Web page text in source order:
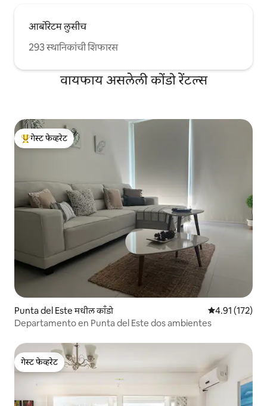
आर्बोरेटम लुसीच
293 स्थानिकांची शिफारस
वायफाय असलेली कोंडो रेंटल्स
टॉप गेस्ट फेव्हरेट
गेस्ट फेव्हरेट
Punta del Este मधील काँडो 5 पैकी 4.91
4.91 (172)
Departamento en Punta del Este dos ambientes
गेस्ट फेव्हरेट
गेस्ट फेव्हरेट